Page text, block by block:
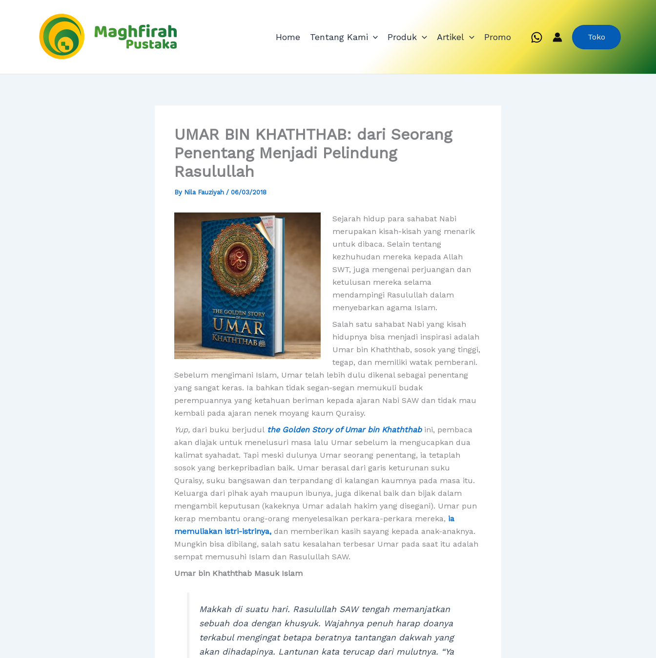
Home Tentang Kami Produk Artikel Promo Toko
UMAR BIN KHATHTHAB: dari Seorang
Penentang Menjadi Pelindung
Rasulullah
By Nila Fauziyah / 06/03/2018
Sejarah hidup para sahabat Nabi
merupakan kisah-kisah yang menarik
untuk dibaca. Selain tentang
kezhuhudan mereka kepada Allah
SWT, juga mengenai perjuangan dan
ketulusan mereka selama
mendampingi Rasulullah dalam
menyebarkan agama Islam.
Salah satu sahabat Nabi yang kisah
hidupnya bisa menjadi inspirasi adalah
Umar bin Khaththab, sosok yang tinggi,
tegap, dan memiliki watak pemberani.
Sebelum mengimani Islam, Umar telah lebih dulu dikenal sebagai penentang
yang sangat keras. Ia bahkan tidak segan-segan memukuli budak
perempuannya yang ketahuan beriman kepada ajaran Nabi SAW dan tidak mau
kembali pada ajaran nenek moyang kaum Quraisy.
Yup, dari buku berjudul the Golden Story of Umar bin Khaththab ini, pembaca
akan diajak untuk menelusuri masa lalu Umar sebelum ia mengucapkan dua
kalimat syahadat. Tapi meski dulunya Umar seorang penentang, ia tetaplah
sosok yang berkepribadian baik. Umar berasal dari garis keturunan suku
Quraisy, suku bangsawan dan terpandang di kalangan kaumnya pada masa itu.
Keluarga dari pihak ayah maupun ibunya, juga dikenal baik dan bijak dalam
mengambil keputusan (kakeknya Umar adalah hakim yang disegani). Umar pun
kerap membantu orang-orang menyelesaikan perkara-perkara mereka, ia
memuliakan istri-istrinya, dan memberikan kasih sayang kepada anak-anaknya.
Mungkin bisa dibilang, salah satu kesalahan terbesar Umar pada saat itu adalah
sempat memusuhi Islam dan Rasulullah SAW.
Umar bin Khaththab Masuk Islam
Makkah di suatu hari. Rasulullah SAW tengah memanjatkan
sebuah doa dengan khusyuk. Wajahnya penuh harap doanya
terkabul mengingat betapa beratnya tantangan dakwah yang
akan dihadapinya. Lantunan kata terucap dari mulutnya. “Ya